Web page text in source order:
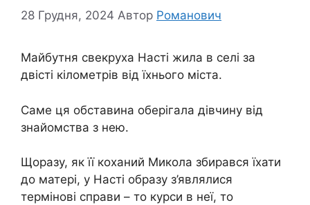
28 Грудня, 2024 Автор Романович
Майбутня свекруха Насті жила в селі за
двісті кілометрів від їхнього міста.
Саме ця обставина оберігала дівчину від
знайомства з нею.
Щоразу, як її коханий Микола збирався їхати
до матері, у Насті образу з’являлися
термінові справи – то курси в неї, то